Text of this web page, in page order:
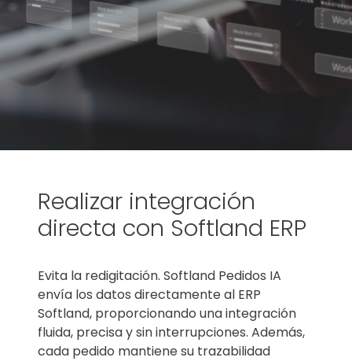
Realizar integración
directa con Softland ERP
Evita la redigitación. Softland Pedidos IA
envía los datos directamente al ERP
Softland, proporcionando una integración
fluida, precisa y sin interrupciones. Además,
cada pedido mantiene su trazabilidad